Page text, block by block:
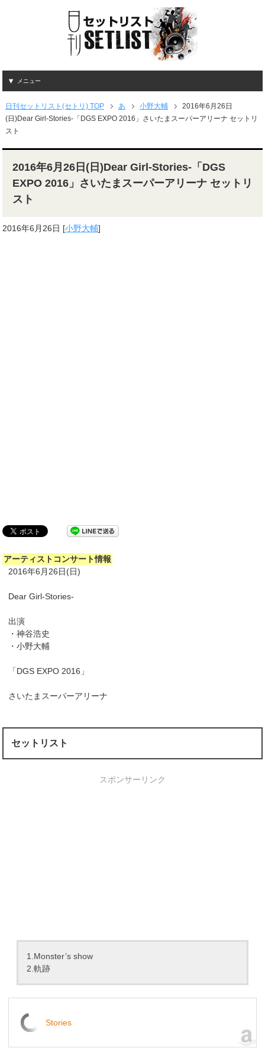
メニュー
日刊セットリスト(セトリ) TOP あ 小野大輔
2016年6月26日
(日)Dear Girl-Stories-「DGS EXPO 2016」さいたまスーパーアリーナ セットリ
スト
2016年6月26日(日)Dear Girl-Stories-「DGS
EXPO 2016」さいたまスーパーアリーナ セットリ
スト
2016年6月26日 [小野大輔]
アーティストコンサート情報
2016年6月26日(日)
Dear Girl-Stories-
出演
・神谷浩史
・小野大輔
「DGS EXPO 2016」
さいたまスーパーアリーナ
セットリスト
スポンサーリンク
1.Monster’s show
2.軌跡
Stories